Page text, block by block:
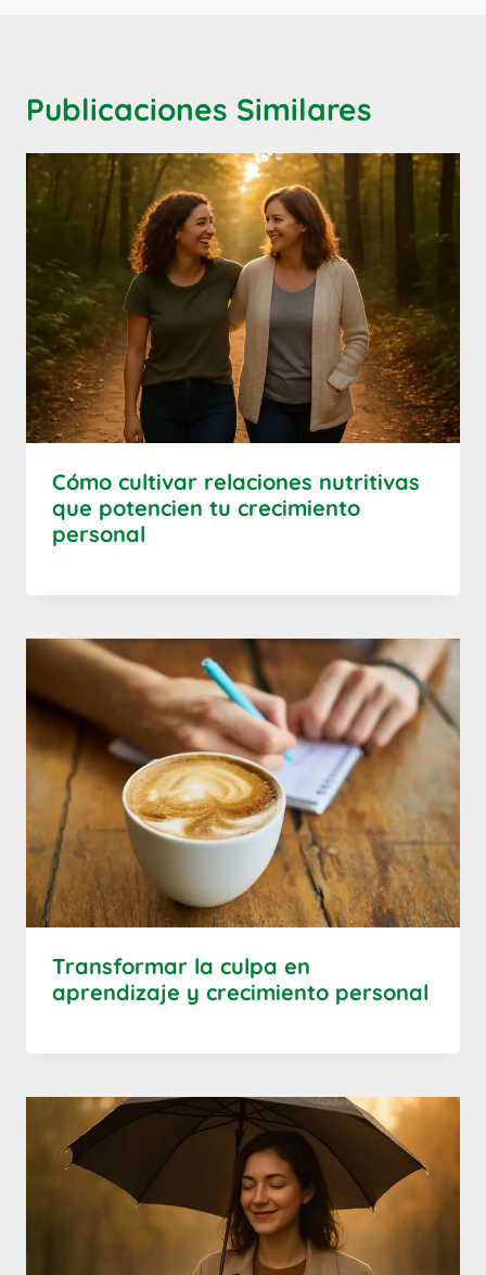
Publicaciones Similares
Cómo cultivar relaciones nutritivas
que potencien tu crecimiento
personal
Transformar la culpa en
aprendizaje y crecimiento personal